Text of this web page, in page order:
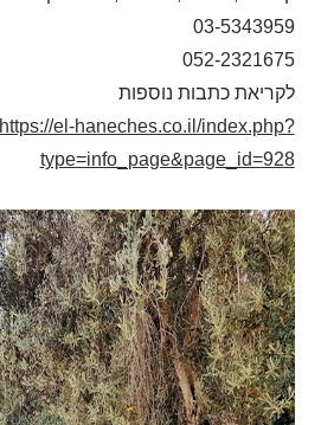
03-5343959
052-2321675
לקריאת כתבות נוספות
https://el-haneches.co.il/index.php?
type=info_page&page_id=928